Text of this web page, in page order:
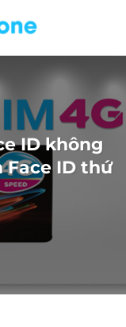
ID không
Face ID thứ